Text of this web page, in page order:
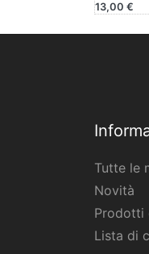
13,00 €
Tutte le
Novità
Prodotti
Lista di